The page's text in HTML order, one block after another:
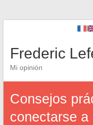
Frederic
Mi opinión
Consejos
conectarse